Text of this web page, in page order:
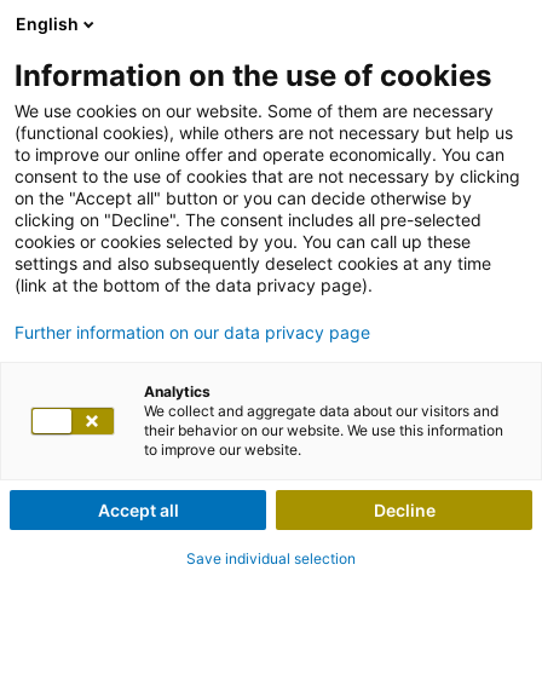
English
Information on the use of cookies
We use cookies on our website. Some of them are necessary
(functional cookies), while others are not necessary but help us
to improve our online offer and operate economically. You can
consent to the use of cookies that are not necessary by clicking
on the "Accept all" button or you can decide otherwise by
clicking on "Decline". The consent includes all pre-selected
cookies or cookies selected by you. You can call up these
settings and also subsequently deselect cookies at any time
(link at the bottom of the data privacy page).
Further information on our data privacy page
Analytics
We collect and aggregate data about our visitors and
their behavior on our website. We use this information
to improve our website.
Accept all Decline
Save individual selection